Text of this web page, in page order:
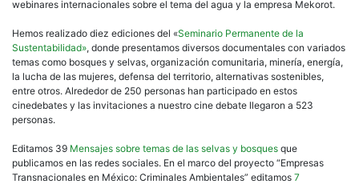
webinares internacionales sobre el tema del agua y la empresa Mekorot.
Hemos realizado diez ediciones del «Seminario Permanente de la
Sustentabilidad», donde presentamos diversos documentales con variados
temas como bosques y selvas, organización comunitaria, minería, energía,
la lucha de las mujeres, defensa del territorio, alternativas sostenibles,
entre otros. Alrededor de 250 personas han participado en estos
cinedebates y las invitaciones a nuestro cine debate llegaron a 523
personas.
Editamos 39 Mensajes sobre temas de las selvas y bosques que
publicamos en las redes sociales. En el marco del proyecto “Empresas
Transnacionales en México: Criminales Ambientales” editamos 7